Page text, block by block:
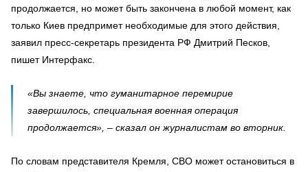
продолжается, но может быть закончена в любой момент, как
только Киев предпримет необходимые для этого действия,
заявил пресс-секретарь президента РФ Дмитрий Песков,
пишет Интерфакс.
«Вы знаете, что гуманитарное перемирие
завершилось, специальная военная операция
продолжается», – сказал он журналистам во вторник.
По словам представителя Кремля, СВО может остановиться в